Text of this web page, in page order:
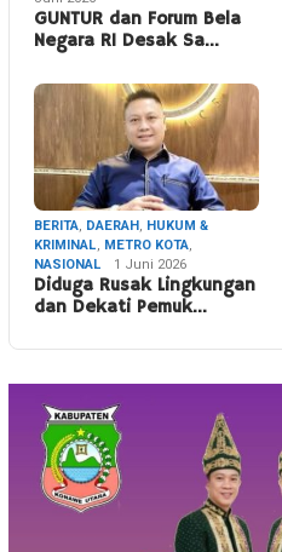
GUNTUR dan Forum Bela
Negara RI Desak Sa…
BERITA, DAERAH, HUKUM &
KRIMINAL, METRO KOTA,
NASIONAL
1 Juni 2026
Diduga Rusak Lingkungan
dan Dekati Pemuk…